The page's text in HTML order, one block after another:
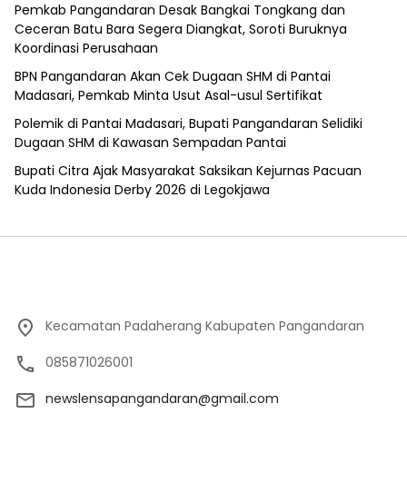
Pemkab Pangandaran Desak Bangkai Tongkang dan
Ceceran Batu Bara Segera Diangkat, Soroti Buruknya
Koordinasi Perusahaan
BPN Pangandaran Akan Cek Dugaan SHM di Pantai
Madasari, Pemkab Minta Usut Asal-usul Sertifikat
Polemik di Pantai Madasari, Bupati Pangandaran Selidiki
Dugaan SHM di Kawasan Sempadan Pantai
Bupati Citra Ajak Masyarakat Saksikan Kejurnas Pacuan
Kuda Indonesia Derby 2026 di Legokjawa
Kecamatan Padaherang Kabupaten Pangandaran
085871026001
newslensapangandaran@gmail.com